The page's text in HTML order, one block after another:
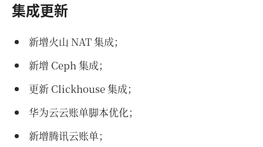
集成更新
新增火山 NAT 集成；
新增 Ceph 集成；
更新 Clickhouse 集成；
华为云云账单脚本优化；
新增腾讯云账单；